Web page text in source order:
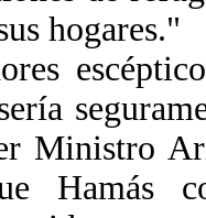
hogares."
Ministro
Hamás